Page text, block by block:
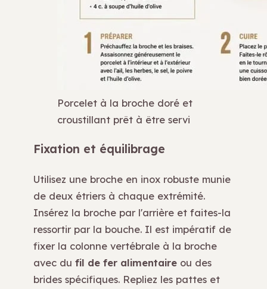
Porcelet à la broche doré et
croustillant prêt à être servi
Fixation et équilibrage
Utilisez une broche en inox robuste munie
de deux étriers à chaque extrémité.
Insérez la broche par l'arrière et faites-la
ressortir par la bouche. Il est impératif de
fixer la colonne vertébrale à la broche
avec du fil de fer alimentaire ou des
brides spécifiques. Repliez les pattes et